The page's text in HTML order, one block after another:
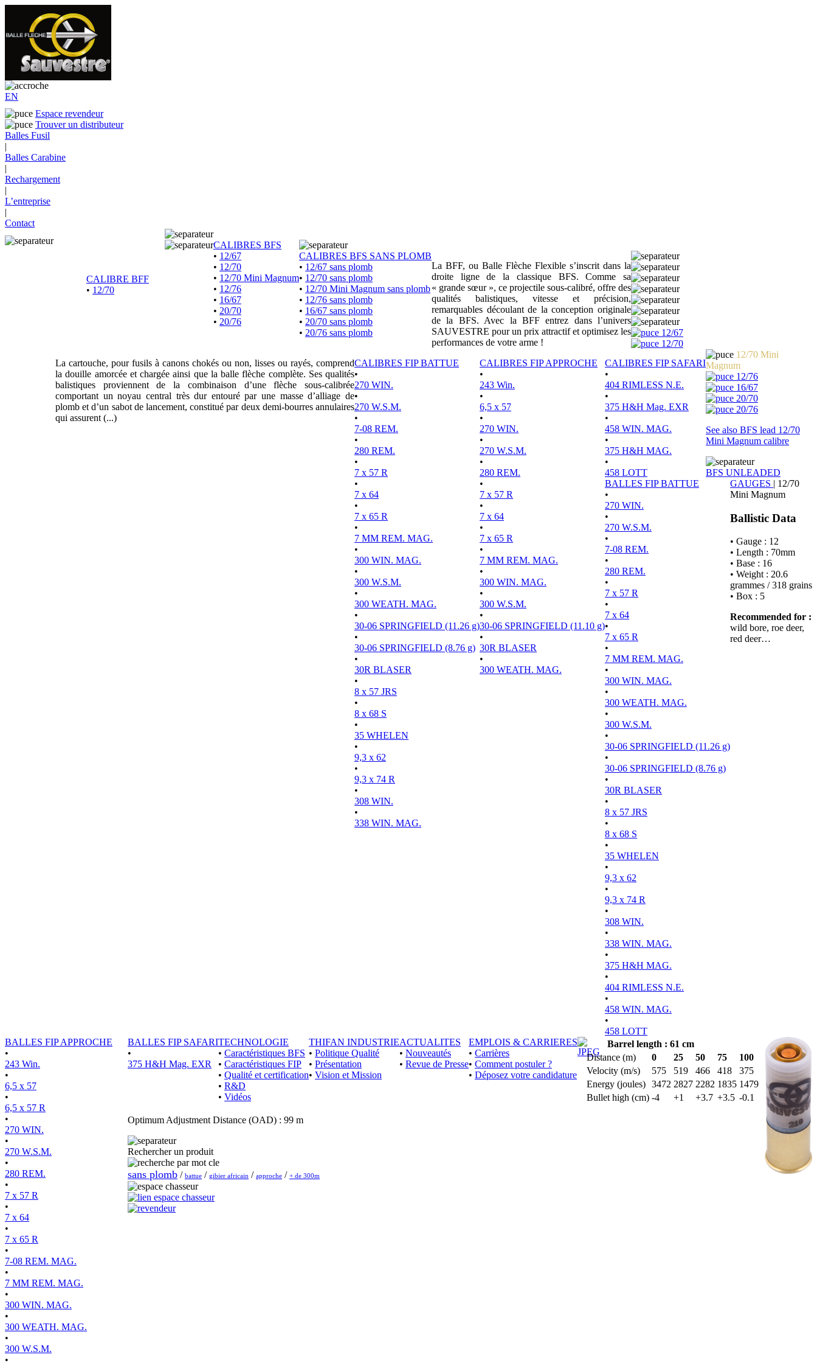
EN
Espace revendeur
Trouver un distributeur
Balles Fusil
|
Balles Carabine
|
Rechargement
|
L’entreprise
|
Contact
CALIBRE BFF
• 12/70
CALIBRES BFS
• 12/67
• 12/70
• 12/70 Mini Magnum
• 12/76
• 16/67
• 20/70
• 20/76
CALIBRES BFS SANS PLOMB
• 12/67 sans plomb
• 12/70 sans plomb
• 12/70 Mini Magnum sans plomb
• 12/76 sans plomb
• 16/67 sans plomb
• 20/70 sans plomb
• 20/76 sans plomb
La BFF, ou Balle Flèche Flexible s’inscrit dans la
droite ligne de la classique BFS. Comme sa
« grande sœur », ce projectile sous-calibré, offre des
qualités balistiques, vitesse et précision,
remarquables découlant de la conception originale
de la BFS. Avec la BFF entrez dans l’univers
SAUVESTRE pour un prix attractif et optimisez les
performances de votre arme !
La cartouche, pour fusils à canons chokés ou non, lisses ou rayés, comprend
la douille amorcée et chargée ainsi que la balle flèche complète. Ses qualités
balistiques proviennent de la combinaison d’une flèche sous-calibrée
comportant un noyau central très dur entouré par une masse d’alliage de
plomb et d’un sabot de lancement, constitué par deux demi-bourres annulaires
qui assurent (...)
CALIBRES FIP BATTUE
•
270 WIN.
•
270 W.S.M.
•
7-08 REM.
•
280 REM.
•
7 x 57 R
•
7 x 64
•
7 x 65 R
•
7 MM REM. MAG.
•
300 WIN. MAG.
•
300 W.S.M.
•
300 WEATH. MAG.
•
30-06 SPRINGFIELD (11.26 g)
•
30-06 SPRINGFIELD (8.76 g)
•
30R BLASER
•
8 x 57 JRS
•
8 x 68 S
•
35 WHELEN
•
9,3 x 62
•
9,3 x 74 R
•
308 WIN.
•
338 WIN. MAG.
CALIBRES FIP APPROCHE
•
243 Win.
•
6,5 x 57
•
270 WIN.
•
270 W.S.M.
•
280 REM.
•
7 x 57 R
•
7 x 64
•
7 x 65 R
•
7 MM REM. MAG.
•
300 WIN. MAG.
•
300 W.S.M.
•
30-06 SPRINGFIELD (11.10 g)
•
30R BLASER
•
300 WEATH. MAG.
CALIBRES FIP SAFARI
•
404 RIMLESS N.E.
•
375 H&H Mag. EXR
•
458 WIN. MAG.
•
375 H&H MAG.
•
458 LOTT
BALLES FIP BATTUE
•
270 WIN.
•
270 W.S.M.
•
7-08 REM.
•
280 REM.
•
7 x 57 R
•
7 x 64
•
7 x 65 R
•
7 MM REM. MAG.
•
300 WIN. MAG.
•
300 WEATH. MAG.
•
300 W.S.M.
•
30-06 SPRINGFIELD (11.26 g)
•
30-06 SPRINGFIELD (8.76 g)
•
30R BLASER
•
8 x 57 JRS
•
8 x 68 S
•
35 WHELEN
•
9,3 x 62
•
9,3 x 74 R
•
308 WIN.
•
338 WIN. MAG.
•
375 H&H MAG.
•
404 RIMLESS N.E.
•
458 WIN. MAG.
•
458 LOTT
BALLES FIP APPROCHE
•
243 Win.
•
6,5 x 57
•
6,5 x 57 R
•
270 WIN.
•
270 W.S.M.
•
280 REM.
•
7 x 57 R
•
7 x 64
•
7 x 65 R
•
7-08 REM. MAG.
•
7 MM REM. MAG.
•
300 WIN. MAG.
•
300 WEATH. MAG.
•
300 W.S.M.
•
BALLES FIP SAFARI
•
375 H&H Mag. EXR
TECHNOLOGIE
• Caractéristiques BFS
• Caractéristiques FIP
• Qualité et certification
• R&D
• Vidéos
THIFAN INDUSTRIE
• Politique Qualité
• Présentation
• Vision et Mission
ACTUALITES
• Nouveautés
• Revue de Presse
EMPLOIS & CARRIERES
• Carrières
• Comment postuler ?
• Déposez votre candidature
12/67
12/70
12/70 Mini
Magnum
12/76
16/67
20/70
20/76
See also BFS lead 12/70
Mini Magnum calibre
BFS UNLEADED
GAUGES | 12/70
Mini Magnum
Ballistic Data
• Gauge : 12
• Length : 70mm
• Base : 16
• Weight : 20.6
grammes / 318 grains
• Box : 5
Recommended for :
wild bore, roe deer,
red deer…
Barrel length : 61 cm
Distance (m)
0 25 50 75
100
Velocity (m/s)
575 519 466 418
375
Energy (joules) 3472 2827 2282 1835 1479
Bullet high (cm) -4 +1 +3.7 +3.5 -0.1
Optimum Adjustment Distance (OAD) : 99 m
Rechercher un produit
sans plomb / battue / gibier africain / approche / + de 300m